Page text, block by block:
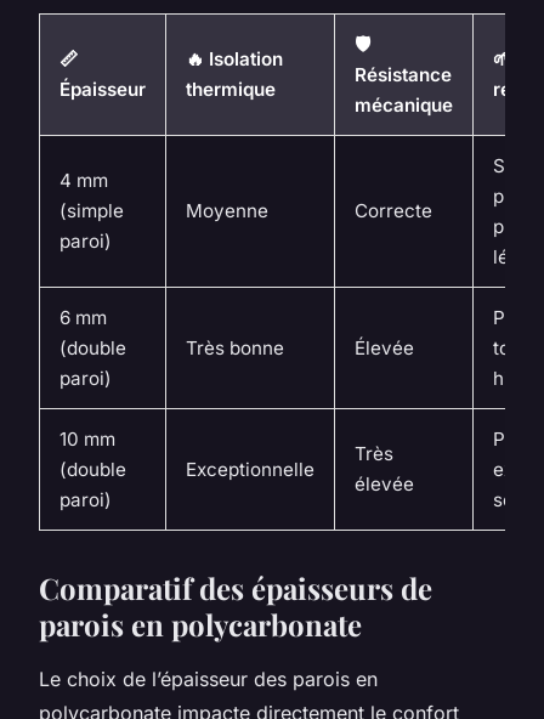
📏
Épaisseur
🔥 Isolation
thermique
🛡️
Résistance
mécanique
🌱
4 mm
(simple
paroi)
Moyenne Correcte
6 mm
(double
paroi)
Très bonne Élevée
toute
10 mm
(double
paroi)
Exceptionnelle
Très
élevée
serre
Comparatif des épaisseurs de
parois en polycarbonate
Le choix de l’épaisseur des parois en
polycarbonate impacte directement le confort